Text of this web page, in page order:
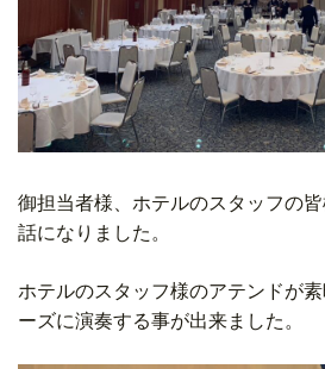
御担当者様、ホテルのスタッフの
話になりました。
ホテルのスタッフ様のアテンドが
ーズに演奏する事が出来ました。